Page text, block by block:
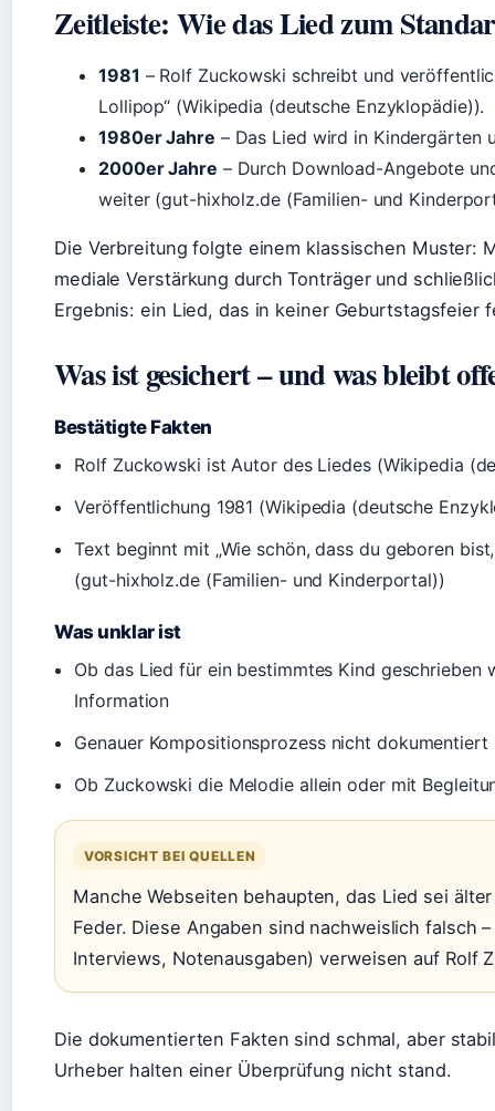
Zeitleiste: Wie das Lied zum
1981 – Rolf Zuckowski schreibt und
Lollipop“ (Wikipedia (deutsche Enzyklopädie)).
1980er Jahre – Das Lied wird in Kindergärten
2000er Jahre – Durch Download-Angebote
weiter (gut-hixholz.de (Familien- und
Die Verbreitung folgte einem klassischen Muster:
mediale Verstärkung durch Tonträger und
Ergebnis: ein Lied, das in keiner Geburtstagsfeier
Was ist gesichert – und was bleibt
Bestätigte Fakten
Rolf Zuckowski ist Autor des Liedes (Wikipedia
Veröffentlichung 1981 (Wikipedia (deutsche
Text beginnt mit „Wie schön, dass du geboren
(gut-hixholz.de (Familien- und Kinderportal))
Was unklar ist
Ob das Lied für ein bestimmtes Kind geschrieben
Information
Genauer Kompositionsprozess nicht dokumentiert
Ob Zuckowski die Melodie allein oder mit
VORSICHT BEI QUELLEN
Manche Webseiten behaupten, das Lied sei
Feder. Diese Angaben sind nachweislich falsch
Interviews, Notenausgaben) verweisen auf Rolf
Die dokumentierten Fakten sind schmal, aber
Urheber halten einer Überprüfung nicht stand.